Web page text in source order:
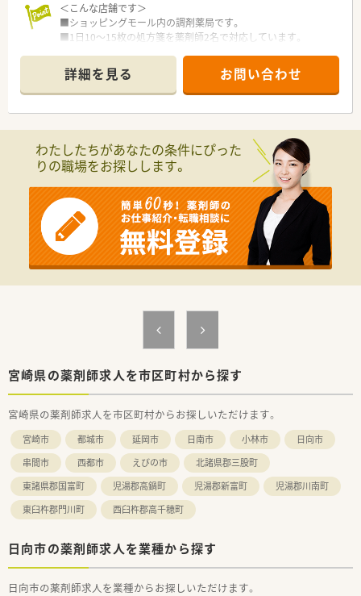
＜こんな店舗です＞
■ショッピングモール内の調剤薬局です。
■1日10～15枚の処方箋を薬剤師2名で対応しています。
とが可能です。
■祝日の勤務はありますが、土日休みの為ライフワークバランス
が取れる環境です。
■勤務後のお買い物もでき便利です。
■ドラッグストア事業を主力事業の１つとして医薬品や健康食
品、化粧品を品揃えしたヘルス＆ビューティーケアの売り場を展
■希望によって商品部や教育担当、薬事担当、売場マネジメント
などドラッグストア事業に関わる幅広い業務を経験できます。
■完全週休2日制+年間17日の長期休暇制度もございますので年
間休日は122日と充実しております。
■育児休業は最大3年間の取得が可能。育児時短勤務はお子様が
小学校卒業する迄取得が可能です。
■総合共済会、企業年金基金、団体生命保険、社員持株会、財形貯
詳細を見る お問い合わせ
わたしたちがあなたの条件にぴった
りの職場をお探しします。
宮崎県の薬剤師求人を市区町村から探す
宮崎県の薬剤師求人を市区町村からお探しいただけます。
宮崎市 都城市 延岡市 日南市 小林市
日向市
串間市
西都市 えびの市
北諸県郡三股町
東諸県郡国富町
児湯郡高鍋町 児湯郡新富町
児湯郡川南町
東臼杵郡門川町
西臼杵郡高千穂町
日向市の薬剤師求人を業種から探す
日向市の薬剤師求人を業種からお探しいただけます。